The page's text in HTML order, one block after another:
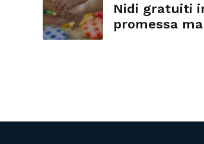
Nidi gratuiti
promessa